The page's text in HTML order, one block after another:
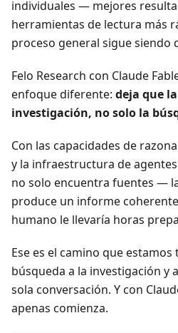
individuales — mejores
herramientas de lectura más
proceso general sigue siendo
Felo Research con Claude
enfoque diferente: deja que
investigación, no solo la
Con las capacidades de
y la infraestructura de agentes
no solo encuentra fuentes —
produce un informe
humano le llevaría horas
Ese es el camino que estamos
búsqueda a la investigación y
sola conversación. Y con
apenas comienza.